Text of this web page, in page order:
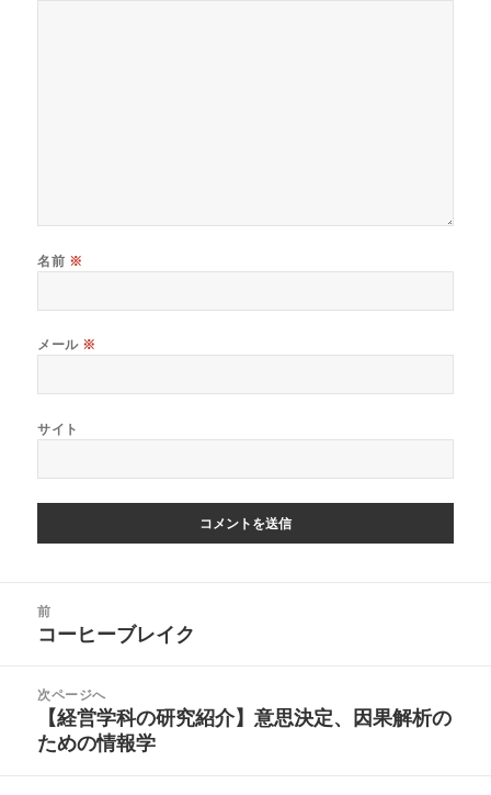
名前 ※
メール ※
サイト
前
前
稿:
コーヒーブレイク
次ページへ
の
【経営学科の研究紹介】意思決定、因果解析の
ための情報学